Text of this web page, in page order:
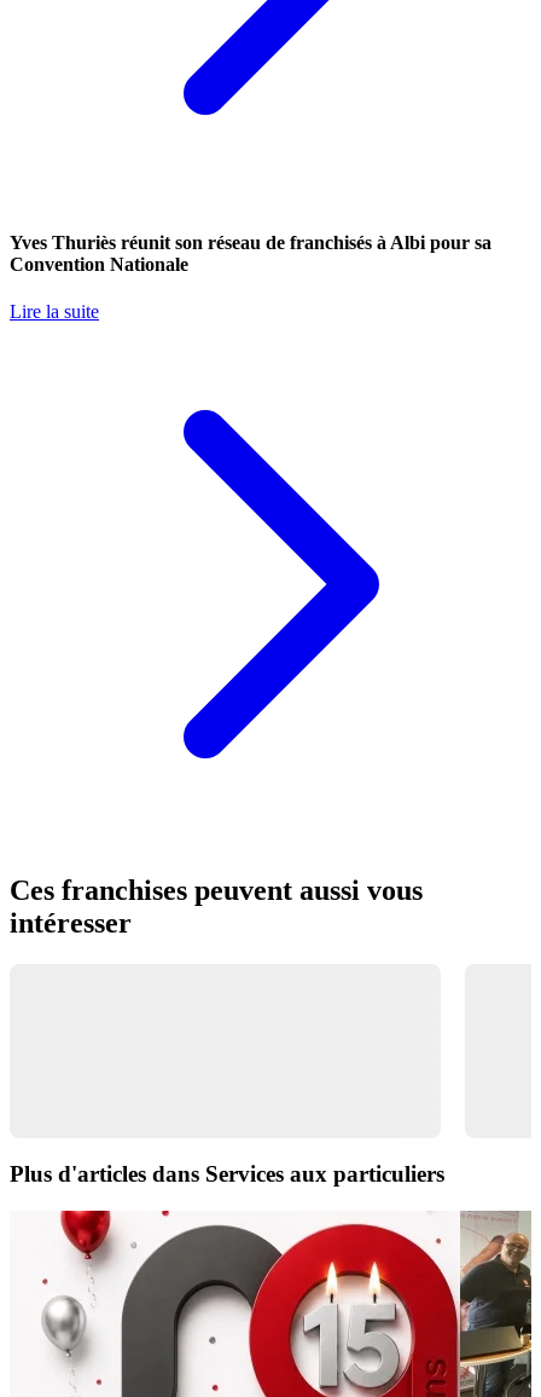
Yves Thuriès réunit son réseau de franchisés à Albi pour sa
Convention Nationale
Lire la suite
Ces franchises peuvent aussi vous
intéresser
Plus d'articles dans Services aux particuliers